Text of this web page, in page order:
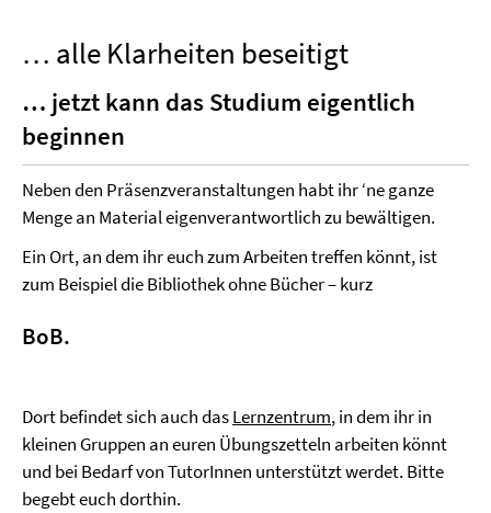
… alle Klarheiten beseitigt
… jetzt kann das Studium eigentlich
beginnen
Neben den Präsenzveranstaltungen habt ihr ‘ne ganze
Menge an Material eigenverantwortlich zu bewältigen.
Ein Ort, an dem ihr euch zum Arbeiten treffen könnt, ist
zum Beispiel die Bibliothek ohne Bücher – kurz
BoB.
Dort befindet sich auch dasLernzentrum, in dem ihr in
kleinen Gruppen an euren Übungszetteln arbeiten könnt
und bei Bedarf von TutorInnen unterstützt werdet. Bitte
begebt euch dorthin.